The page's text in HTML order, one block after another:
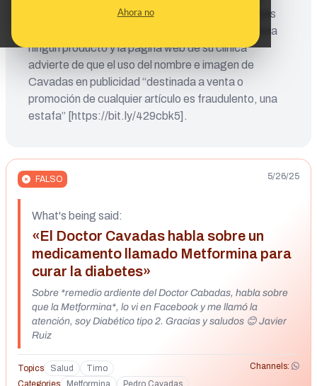
Ahora no
FALSO 5/26/25
What's being said:
«El Doctor Cavadas habla sobre un
medicamento llamado Metformina para
curar la diabetes»
Sobre *remedio ardiente del Doctor Cabadas, habla sobre
que la Metformina*, lo vi en Facebook y me llamó la
atención, soy Diabético tipo 2. Gracias y saludos 😊 Javier
Ruiz
Topics Salud Timo
Channels:
Categories
Metformina
Pedro Cavadas
movimiento de sus labios para crear declaraciones
falsas. El doctor ha reiterado que él no promociona
ningún producto y la página web de su clínica
advierte de que el uso del nombre e imagen de
Cavadas en publicidad “destinada a venta o
promoción de cualquier artículo es fraudulento, una
estafa” [https://bit.ly/429cbk5].